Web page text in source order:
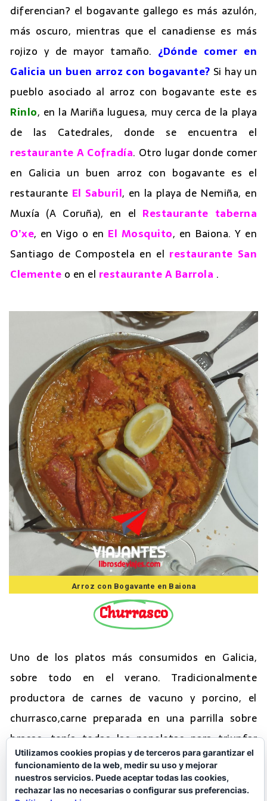
diferencian? el bogavante gallego es más azulón,
más oscuro, mientras que el canadiense es más
rojizo y de mayor tamaño. ¿Dónde comer en
Galicia un buen arroz con bogavante? Si hay un
pueblo asociado al arroz con bogavante este es
Rinlo, en la Mariña luguesa, muy cerca de la playa
de las Catedrales, donde se encuentra el
restaurante A Cofradía. Otro lugar donde comer
en Galicia un buen arroz con bogavante es el
restaurante El Saburil, en la playa de Nemiña, en
Muxía (A Coruña), en el Restaurante taberna
O’xe, en Vigo o en El Mosquito, en Baiona. Y en
Santiago de Compostela en el restaurante San
Clemente o en el restaurante A Barrola .
Arroz con Bogavante en Baiona
Churrasco
Uno de los platos más consumidos en Galicia,
sobre todo en el verano. Tradicionalmente
productora de carnes de vacuno y porcino, el
churrasco,carne preparada en una parrilla sobre
brasas, tenía todas las papeletas para triunfar
debido a la calidad de las carnes gallegas. Siempre
hay la discusión de si churrasco de ternera o de
Utilizamos cookies propias y de terceros para garantizar el
funcionamiento de la web, medir su uso y mejorar
nuestros servicios. Puede aceptar todas las cookies,
rechazar las no necesarias o configurar sus preferencias.